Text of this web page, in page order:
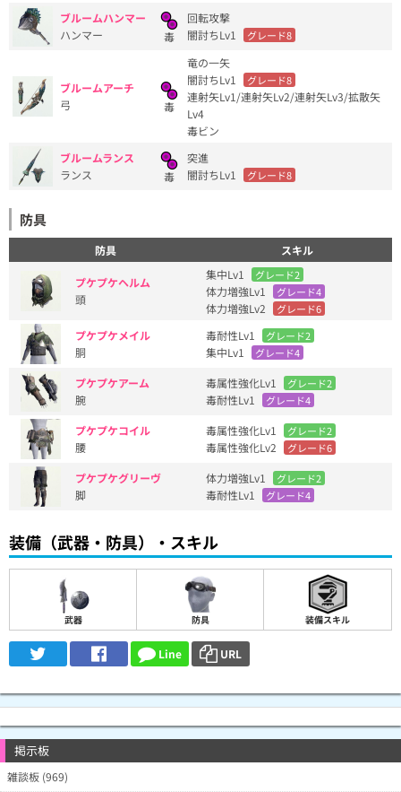
ブルームハンマー
ハンマー
毒
回転攻撃
闇討ちLv1
グレード8
ブルームアーチ
弓
毒
竜の一矢
闇討ちLv1
グレード8
連射矢Lv1/連射矢Lv2/連射矢Lv3/拡散矢
Lv4
毒ビン
ブルームランス
ランス
毒
突進
闇討ちLv1
グレード8
防具
防具 スキル
プケプケヘルム
頭
集中Lv1 グレード2
体力増強Lv1 グレード4
体力増強Lv2 グレード6
プケプケメイル
胴
毒耐性Lv1 グレード2
集中Lv1 グレード4
プケプケアーム
腕
毒属性強化Lv1 グレード2
毒耐性Lv1 グレード4
プケプケコイル
腰
毒属性強化Lv1 グレード2
毒属性強化Lv2 グレード6
プケプケグリーヴ
脚
体力増強Lv1 グレード2
毒耐性Lv1 グレード4
装備（武器・防具）・スキル
武器 防具 装備スキル
Line URL
掲示板
雑談板 (969)